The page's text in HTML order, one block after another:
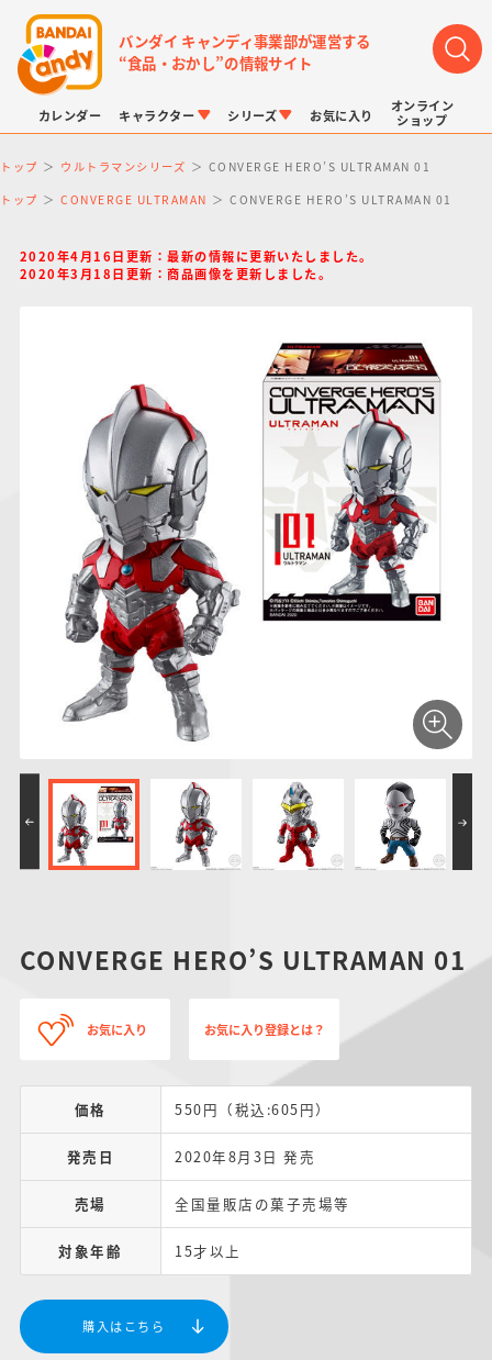
バンダイ キャンディ事業部が運営する
“食品・おかし”の情報サイト
カレンダー キャラクター
仮面ライダーシリー
ズ
PROJECT R.E.D.・
ガンダムシリーズ
ポケットモンスター
アンパンマン
サンリオキャラクタ
シリーズ
キャラパキ
つりグミ
にふぉるめーしょん
＆スクエアシール
SMPシリーズ
ポケモンスケールワ
ールド
お気に入り
オンライン
ショップ
トップ ウルトラマンシリーズ CONVERGE HERO’S ULTRAMAN 01
トップ CONVERGE ULTRAMAN CONVERGE HERO’S ULTRAMAN 01
2020年4月16日更新：最新の情報に更新いたしました。
2020年3月18日更新：商品画像を更新しました。
CONVERGE HERO’S ULTRAMAN 01
お気に入り お気に入り登録とは？
価格 550円（税込:605円）
発売日 2020年8月3日 発売
売場 全国量販店の菓子売場等
対象年齢 15才以上
購入はこちら